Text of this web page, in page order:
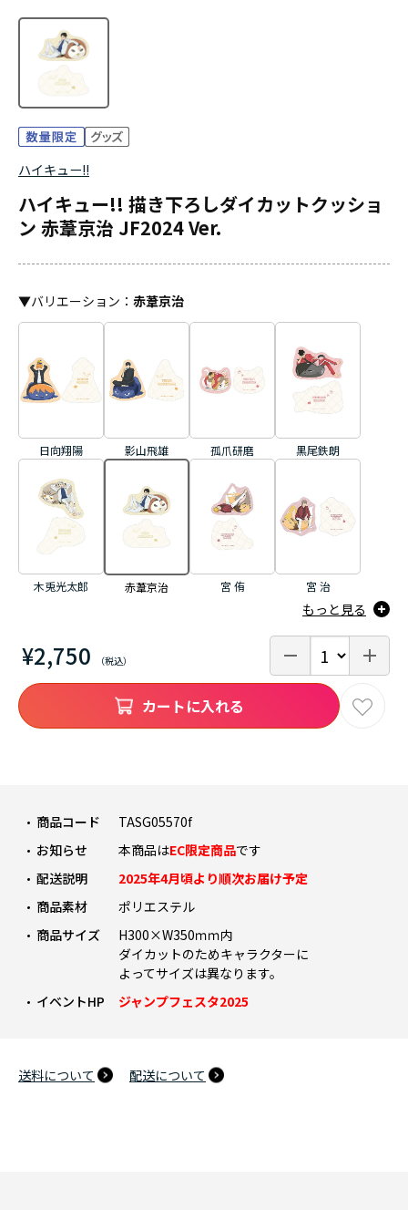
ハイキュー!!
ハイキュー!! 描き下ろしダイカットクッショ
ン 赤葦京治 JF2024 Ver.
¥2,750
商品コード
TASG05570f
お知らせ
本商品はEC限定商品です
配送説明
2025年4月頃より順次お届け予定
商品素材
ポリエステル
商品サイズ
H300×W350ｍｍ内
ダイカットのためキャラクターに
よってサイズは異なります。
イベントHP
ジャンプフェスタ2025
送料について 配送について
▼バリエーション ： 赤葦京治
日向翔陽 影山飛雄 孤爪研磨 黒尾鉄朗
木兎光太郎 赤葦京治 宮 侑 宮 治
もっと見る
カートに入れる